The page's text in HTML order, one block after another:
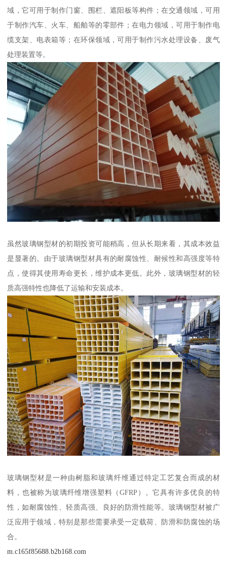
域，它可用于制作门窗、围栏、遮阳板等构件；在交通领域，可用
于制作汽车、火车、船舶等的零部件；在电力领域，可用于制作电
缆支架、电表箱等；在环保领域，可用于制作污水处理设备、废气
处理装置等。
虽然玻璃钢型材的初期投资可能稍高，但从长期来看，其成本效益
是显著的。由于玻璃钢型材具有的耐腐蚀性、耐候性和高强度等特
点，使得其使用寿命更长，维护成本更低。此外，玻璃钢型材的轻
质高强特性也降低了运输和安装成本。
玻璃钢型材是一种由树脂和玻璃纤维通过特定工艺复合而成的材
料，也被称为玻璃纤维增强塑料（GFRP）。它具有许多优良的特
性，如耐腐蚀性、轻质高强、良好的防滑性能等。玻璃钢型材被广
泛应用于领域，特别是那些需要承受一定载荷、防滑和防腐蚀的场
合。
m.c165f85688.b2b168.com